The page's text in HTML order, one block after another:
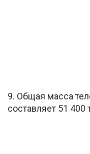
9. Общая масса
составляет 51 400